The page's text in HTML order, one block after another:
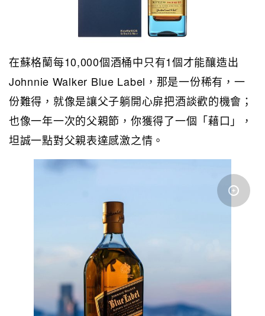
在蘇格蘭每10,000個酒桶中只有1個才能釀造出
Johnnie Walker Blue Label，那是一份稀有，一
份難得，就像是讓父子躺開心扉把酒談歡的機會；
也像一年一次的父親節，你獲得了一個「藉口」，
坦誠一點對父親表達感激之情。